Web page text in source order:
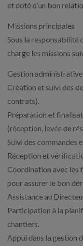
et doté d’un bon
Missions principales
Sous la responsabilité
charge les missions
Gestion
Création et suivi des
contrats).
Préparation et
(réception, levée de
Suivi des commandes
Réception et
Coordination avec les
pour assurer le bon
Assistance au
Participation à la
chantiers.
Appui dans la gestion